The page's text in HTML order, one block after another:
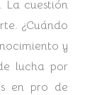
La cuestión
¿Cuándo
y
lucha por
en pro de